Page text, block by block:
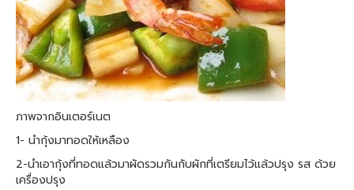
ภาพจากอินเตอร์เนต
1- นำกุ้งมาทอดให้เหลือง
2-นำเอากุ้งที่ทอดแล้วมาผัดรวมกันกับผักที่เตรียมไว้แล้วปรุง รส ด้วย
เครื่องปรุง